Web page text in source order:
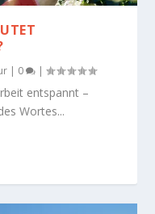
| 0 |
entspannt –
Wortes...